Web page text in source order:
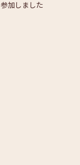
加しました